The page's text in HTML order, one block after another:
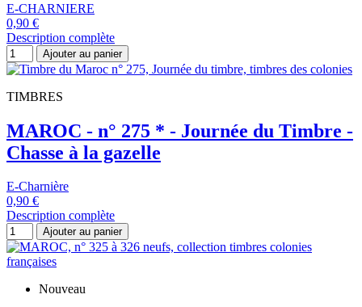
E-CHARNIERE
0,90 €
Description complète
Ajouter au panier
TIMBRES
MAROC - n° 275 * - Journée du Timbre -
Chasse à la gazelle
E-Charnière
0,90 €
Description complète
Ajouter au panier
Nouveau